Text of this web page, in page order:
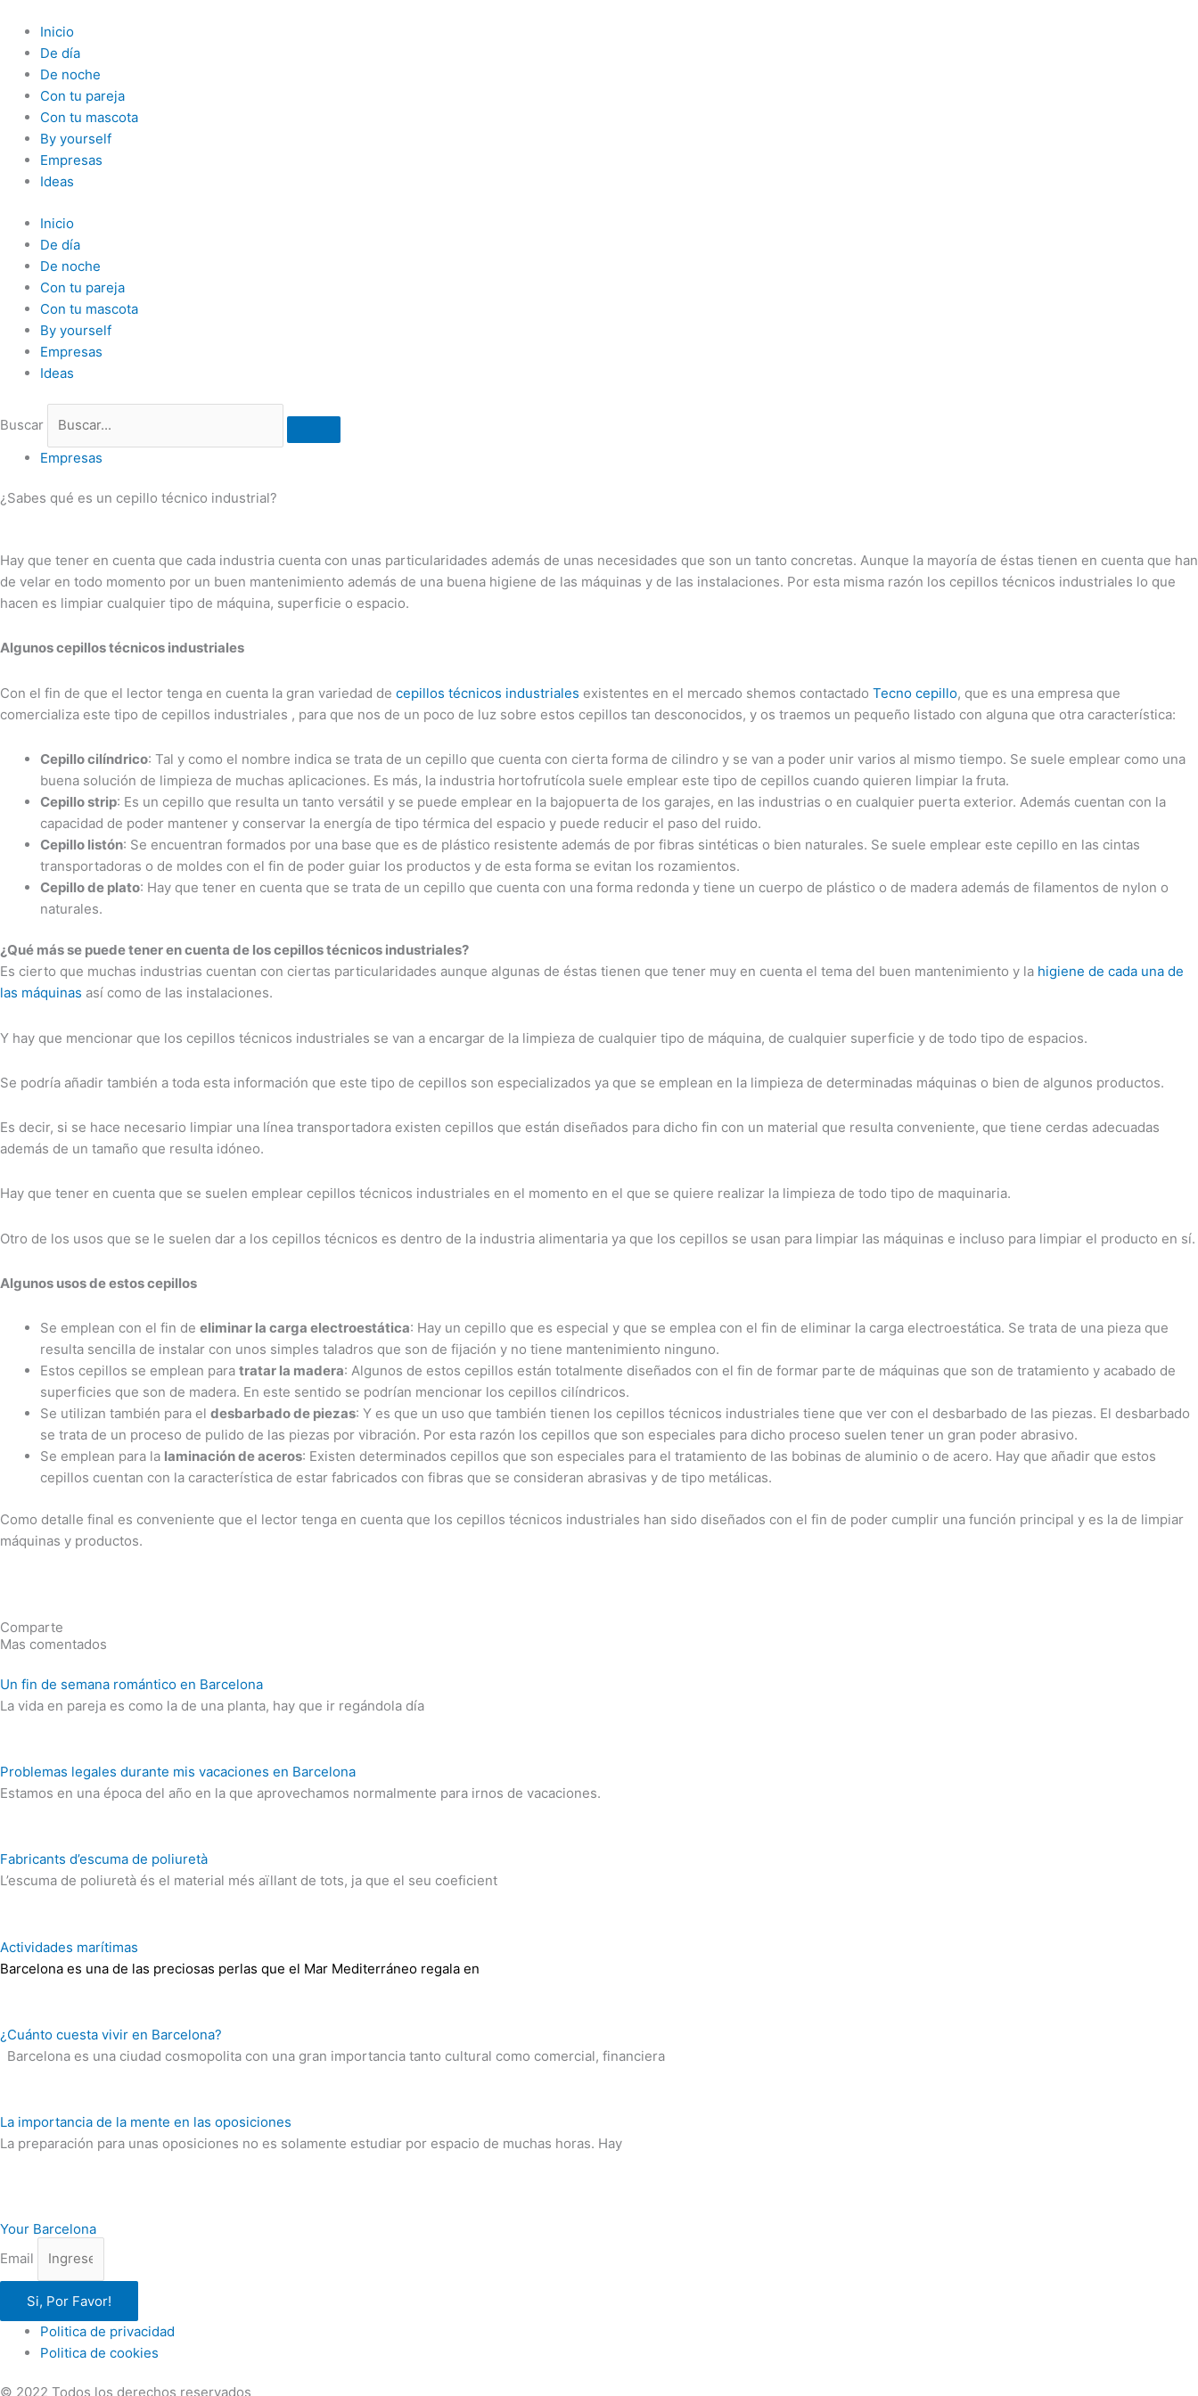
contenido
Inicio
De día
De noche
Con tu pareja
Con tu mascota
By yourself
Empresas
Ideas
Inicio
De día
De noche
Con tu pareja
Con tu mascota
By yourself
Empresas
Ideas
Buscar
Empresas
¿Sabes qué es un cepillo técnico industrial?
Hay que tener en cuenta que cada industria cuenta con unas particularidades además de unas necesidades que son un tanto concretas. Aunque la mayoría de éstas tienen en cuenta que han
de velar en todo momento por un buen mantenimiento además de una buena higiene de las máquinas y de las instalaciones. Por esta misma razón los cepillos técnicos industriales lo que
hacen es limpiar cualquier tipo de máquina, superficie o espacio.
Algunos cepillos técnicos industriales
Con el fin de que el lector tenga en cuenta la gran variedad de cepillos técnicos industriales existentes en el mercado shemos contactado Tecno cepillo, que es una empresa que
comercializa este tipo de cepillos industriales , para que nos de un poco de luz sobre estos cepillos tan desconocidos, y os traemos un pequeño listado con alguna que otra característica:
Cepillo cilíndrico: Tal y como el nombre indica se trata de un cepillo que cuenta con cierta forma de cilindro y se van a poder unir varios al mismo tiempo. Se suele emplear como una
buena solución de limpieza de muchas aplicaciones. Es más, la industria hortofrutícola suele emplear este tipo de cepillos cuando quieren limpiar la fruta.
Cepillo strip: Es un cepillo que resulta un tanto versátil y se puede emplear en la bajopuerta de los garajes, en las industrias o en cualquier puerta exterior. Además cuentan con la
capacidad de poder mantener y conservar la energía de tipo térmica del espacio y puede reducir el paso del ruido.
Cepillo listón: Se encuentran formados por una base que es de plástico resistente además de por fibras sintéticas o bien naturales. Se suele emplear este cepillo en las cintas
transportadoras o de moldes con el fin de poder guiar los productos y de esta forma se evitan los rozamientos.
Cepillo de plato: Hay que tener en cuenta que se trata de un cepillo que cuenta con una forma redonda y tiene un cuerpo de plástico o de madera además de filamentos de nylon o
naturales.
¿Qué más se puede tener en cuenta de los cepillos técnicos industriales?
Es cierto que muchas industrias cuentan con ciertas particularidades aunque algunas de éstas tienen que tener muy en cuenta el tema del buen mantenimiento y la higiene de cada una de
las máquinas así como de las instalaciones.
Y hay que mencionar que los cepillos técnicos industriales se van a encargar de la limpieza de cualquier tipo de máquina, de cualquier superficie y de todo tipo de espacios.
Se podría añadir también a toda esta información que este tipo de cepillos son especializados ya que se emplean en la limpieza de determinadas máquinas o bien de algunos productos.
Es decir, si se hace necesario limpiar una línea transportadora existen cepillos que están diseñados para dicho fin con un material que resulta conveniente, que tiene cerdas adecuadas
además de un tamaño que resulta idóneo.
Hay que tener en cuenta que se suelen emplear cepillos técnicos industriales en el momento en el que se quiere realizar la limpieza de todo tipo de maquinaria.
Otro de los usos que se le suelen dar a los cepillos técnicos es dentro de la industria alimentaria ya que los cepillos se usan para limpiar las máquinas e incluso para limpiar el producto en sí.
Algunos usos de estos cepillos
Se emplean con el fin de eliminar la carga electroestática: Hay un cepillo que es especial y que se emplea con el fin de eliminar la carga electroestática. Se trata de una pieza que
resulta sencilla de instalar con unos simples taladros que son de fijación y no tiene mantenimiento ninguno.
Estos cepillos se emplean para tratar la madera: Algunos de estos cepillos están totalmente diseñados con el fin de formar parte de máquinas que son de tratamiento y acabado de
superficies que son de madera. En este sentido se podrían mencionar los cepillos cilíndricos.
Se utilizan también para el desbarbado de piezas: Y es que un uso que también tienen los cepillos técnicos industriales tiene que ver con el desbarbado de las piezas. El desbarbado
se trata de un proceso de pulido de las piezas por vibración. Por esta razón los cepillos que son especiales para dicho proceso suelen tener un gran poder abrasivo.
Se emplean para la laminación de aceros: Existen determinados cepillos que son especiales para el tratamiento de las bobinas de aluminio o de acero. Hay que añadir que estos
cepillos cuentan con la característica de estar fabricados con fibras que se consideran abrasivas y de tipo metálicas.
Como detalle final es conveniente que el lector tenga en cuenta que los cepillos técnicos industriales han sido diseñados con el fin de poder cumplir una función principal y es la de limpiar
máquinas y productos.
Comparte
Mas comentados
Un fin de semana romántico en Barcelona
La vida en pareja es como la de una planta, hay que ir regándola día
Problemas legales durante mis vacaciones en Barcelona
Estamos en una época del año en la que aprovechamos normalmente para irnos de vacaciones.
Fabricants d’escuma de poliuretà
L’escuma de poliuretà és el material més aïllant de tots, ja que el seu coeficient
Actividades marítimas
Barcelona es una de las preciosas perlas que el Mar Mediterráneo regala en
¿Cuánto cuesta vivir en Barcelona?
Barcelona es una ciudad cosmopolita con una gran importancia tanto cultural como comercial, financiera
La importancia de la mente en las oposiciones
La preparación para unas oposiciones no es solamente estudiar por espacio de muchas horas. Hay
Your Barcelona
Email
Si, Por Favor!
Politica de privacidad
Politica de cookies
© 2022 Todos los derechos reservados